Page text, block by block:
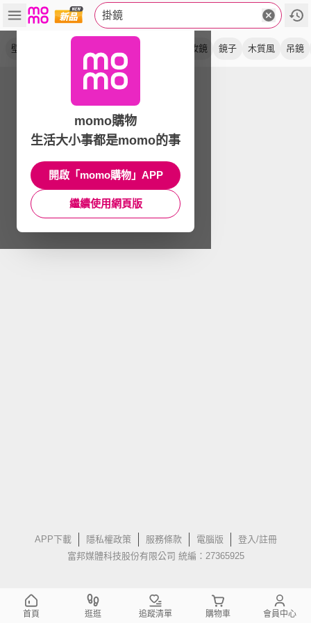
掛鏡
壁鏡 化妝鏡 鏡子 木質風 吊鏡
APP下載 隱私權政策 服務條款 電腦版
登入/註冊
富邦媒體科技股份有限公司 統編：27365925
momo購物
生活大小事都是momo的事
開啟「momo購物」APP
繼續使用網頁版
首頁 逛逛 追蹤清單 購物車 會員中心